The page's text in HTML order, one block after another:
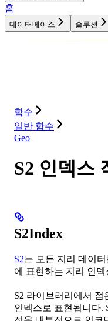
홈
데이터베이스 솔루션
함수
일반 함수
Geo
S2 인덱스
S2Index
S2는 모든 지리 데이
에 표현하는 지리 인
S2 라이브러리에서 점
인덱스로 표현됩니다.